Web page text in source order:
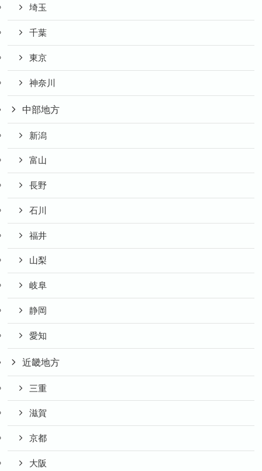
埼玉
千葉
東京
神奈川
中部地方
新潟
富山
長野
石川
福井
山梨
岐阜
静岡
愛知
近畿地方
三重
滋賀
京都
大阪